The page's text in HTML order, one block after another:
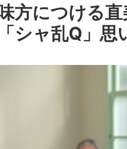
方につける
シャ乱Q」思